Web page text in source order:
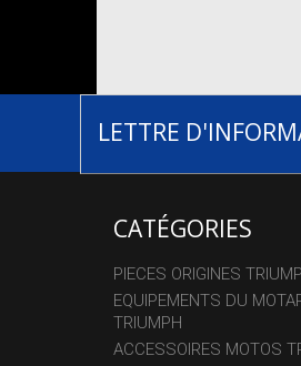
LETTRE
CATÉGORIES
PIECES ORIGINES
EQUIPEMENTS DU
TRIUMPH
ACCESSOIRES MOTOS